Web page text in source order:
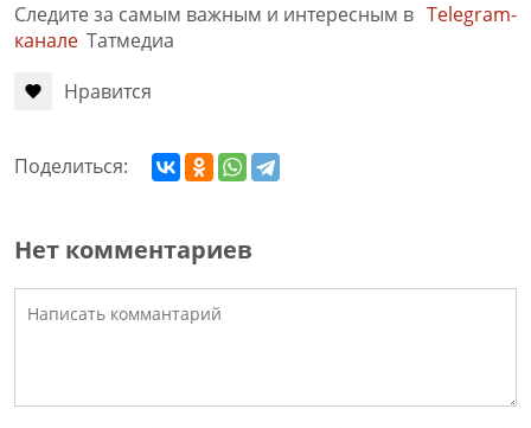
Следите за самым важным и интересным в Telegram-
канале Татмедиа
Нравится
Поделиться:
Нет комментариев